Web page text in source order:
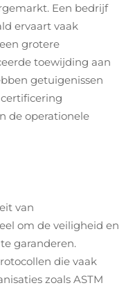
Een bedrijf
ervaart vaak
grotere
toewijding aan
getuigenissen
de operationele
van
om de veiligheid en
garanderen.
die vaak
zoals ASTM